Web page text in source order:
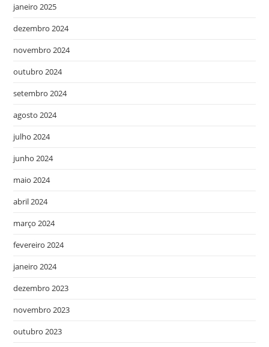
janeiro 2025
dezembro 2024
novembro 2024
outubro 2024
setembro 2024
agosto 2024
julho 2024
junho 2024
maio 2024
abril 2024
março 2024
fevereiro 2024
janeiro 2024
dezembro 2023
novembro 2023
outubro 2023